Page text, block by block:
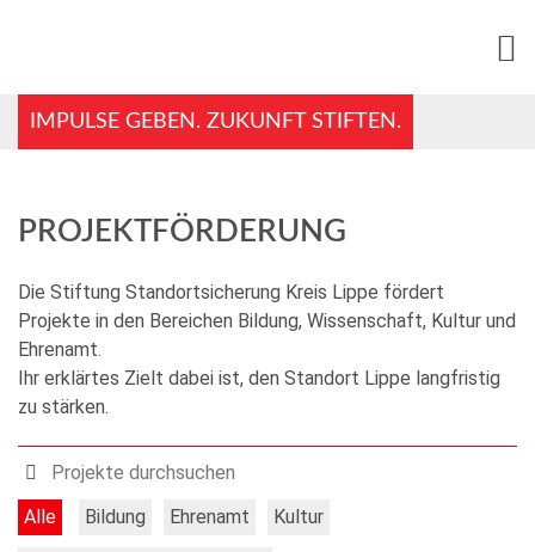
IMPULSE GEBEN. ZUKUNFT STIFTEN.
PROJEKTFÖRDERUNG
Die Stiftung Standortsicherung Kreis Lippe fördert
Projekte in den Bereichen Bildung, Wissenschaft, Kultur und
Ehrenamt.
Ihr erklärtes Zielt dabei ist, den Standort Lippe langfristig
zu stärken.
Alle Bildung Ehrenamt Kultur